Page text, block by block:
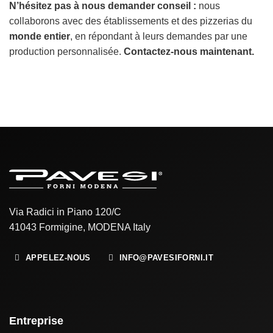
N’hésitez pas à nous demander conseil : nous
collaborons avec des établissements et des pizzerias du
monde entier, en répondant à leurs demandes par une
production personnalisée. Contactez-nous maintenant.
Via Radici in Piano 120/C
41043 Formigine, MODENA Italy
APPELEZ-NOUS INFO@PAVESIFORNI.IT
Entreprise